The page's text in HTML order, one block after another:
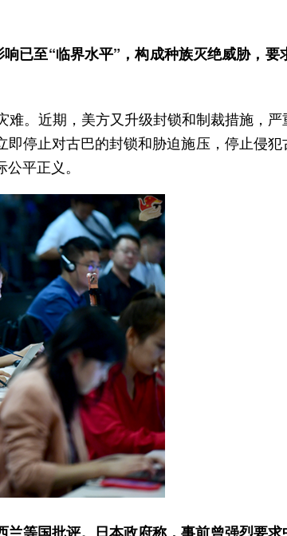
已至“临界水平”，构成种族灭绝威胁，
。近期，美方又升级封锁和制裁措施，
停止对古巴的封锁和胁迫施压，停止侵
平正义。